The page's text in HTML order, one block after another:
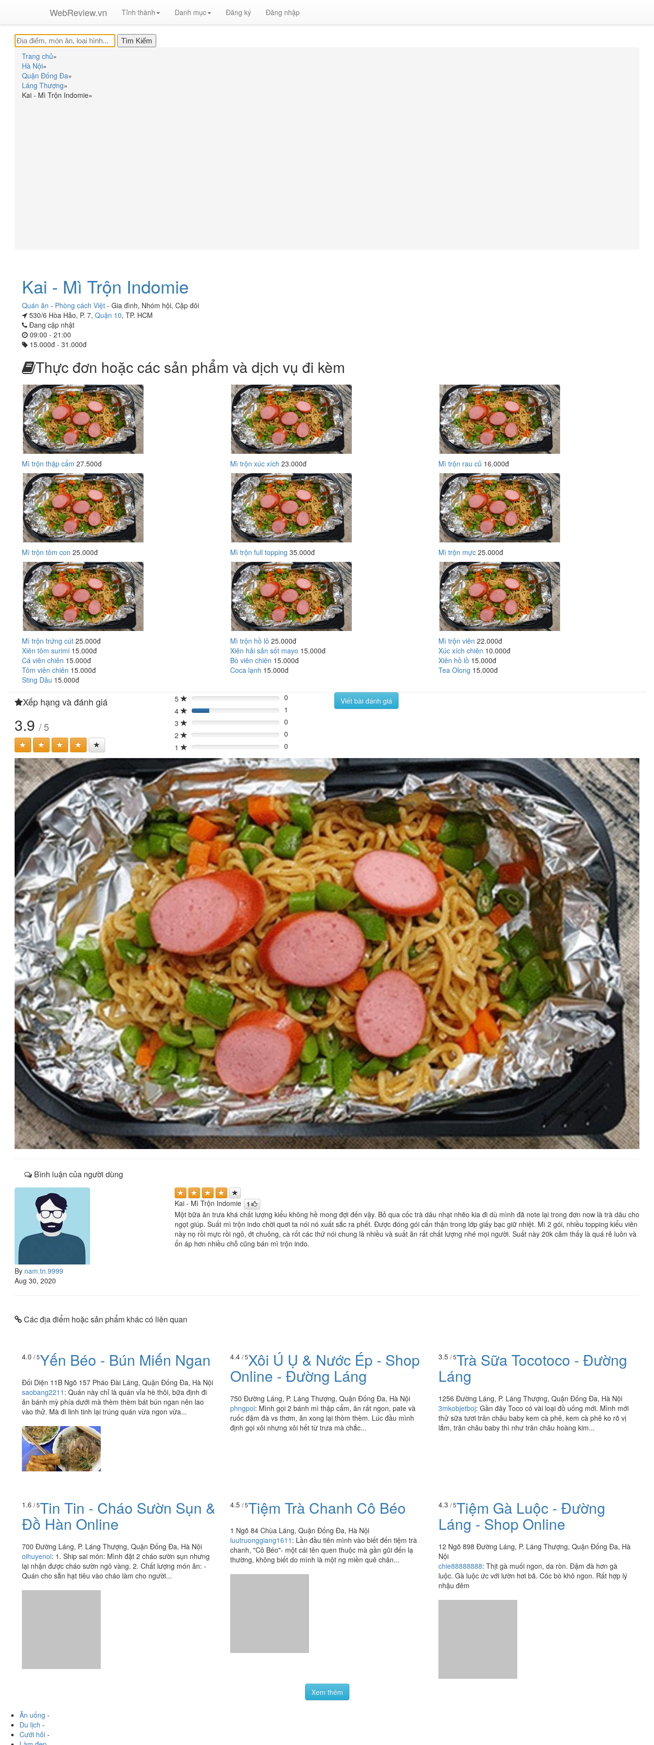
WebReview.vn Tỉnh thành Danh mục Đăng ký Đăng nhập
Trang chủ»
Hà Nội»
Quận Đống Đa»
Láng Thượng»
Kai - Mì Trộn Indomie»
Kai - Mì Trộn Indomie
Quán ăn - Phòng cách Việt - Gia đình, Nhóm hội, Cặp đôi
530/6 Hòa Hảo, P. 7, Quận 10, TP. HCM
Đang cập nhật
09:00 - 21:00
15.000đ - 31.000đ
Thực đơn hoặc các sản phẩm và dịch vụ đi kèm
Mì trộn thập cẩm 27.500đ Mì trộn xúc xích 23.000đ Mì trộn rau củ 16.000đ
Mì trộn tôm con 25.000đ Mì trộn full topping 35.000đ Mì trộn mực 25.000đ
Mì trộn trứng cút 25.000đ Mì trộn hồ lô 25.000đ Mì trộn viên 22.000đ
Xiên tôm surimi 15.000đ Xiên hải sản sốt mayo 15.000đ Xúc xích chiên 10.000đ
Cá viên chiên 15.000đ Bò viên chiên 15.000đ Xiên hồ lồ 15.000đ
Tôm viên chiên 15.000đ Coca lạnh 15.000đ Tea Olong 15.000đ
Sting Dâu 15.000đ
Xếp hạng và đánh giá
3.9 / 5
5 0%
0
4
20%
1
3
0%
0
2
0%
0
1
0% 0
Viết bài đánh giá
Bình luận của người dùng
By nam.tn.9999
Aug 30, 2020
Kai - Mì Trộn Indomie 1
Một bữa ăn trưa khá chất lượng kiểu không hề mong đợi đến vậy. Bỏ qua cốc trà dâu nhạt nhẽo kia đi dù mình đã note lại trong đơn now là trà dâu cho
ngọt giúp. Suất mì trộn indo chời quơi ta nói nó xuất sắc ra phết. Được đóng gói cẩn thận trong lớp giấy bạc giữ nhiệt. Mì 2 gói, nhiều topping kiểu viên
này nọ rồi mực rồi ngô, ớt chuông, cà rốt các thứ nói chung là nhiều và suất ăn rất chất lượng nhé mọi người. Suất này 20k cảm thấy là quá rẻ luôn và
ổn áp hơn nhiều chỗ cũng bán mì trộn indo.
Các địa điểm hoặc sản phẩm khác có liên quan
4.0 / 5Yến Béo - Bún Miến Ngan
Đối Diện 11B Ngõ 157 Pháo Đài Láng, Quận Đống Đa, Hà Nội
saobang2211 : Quán này chỉ là quán vỉa hè thôi, bữa định đi
ăn bánh mỳ phía dưới mà thèm thèm bát bún ngan nên lao
vào thử. Mà đi linh tinh lại trúng quán vừa ngon vừa...
4.4 / 5Xôi Ú Ụ & Nước Ép - Shop
Online - Đường Láng
750 Đường Láng, P. Láng Thượng, Quận Đống Đa, Hà Nội
phngpoi: Mình gọi 2 bánh mì thập cẩm, ăn rất ngon, pate và
ruốc đậm đà vs thơm, ăn xong lại thòm thèm. Lúc đầu mình
định gọi xôi nhưng xôi hết từ trưa mà chắc...
3.5 / 5Trà Sữa Tocotoco - Đường
Láng
1256 Đường Láng, P. Láng Thượng, Quận Đống Đa, Hà Nội
3mkobjetboj: Gần đây Toco có vài loại đồ uống mới. Mình mới
thử sữa tươi trân châu baby kem cà phê, kem cà phê ko rõ vị
lắm, trân châu baby thì như trân châu hoàng kim...
1.6/ 5Tin Tin - Cháo Sườn Sụn &
Đồ Hàn Online
700 Đường Láng, P. Láng Thượng, Quận Đống Đa, Hà Nội
oihuyenoi :1. Ship sai món: Mình đặt 2 cháo sườn sụn nhưng
Tiệm Trà Chanh Cô Béo
1 Ngõ 84 Chùa Láng, Quận Đống Đa, Hà Nội
luutruonggiang1611:Lần đầu tiên mình vào biết đến tiệm trà
4.3/ 5 Tiệm Gà Luộc - Đường
Láng - Shop Online
12 Ngõ 898 Đường Láng, P. Láng Thượng, Quận Đống Đa, Hà
Nội
chie88888888
Du lịch-
Mua sắm
Giáo dục -
Dịch vụ